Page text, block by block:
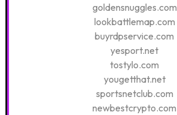
goldensnuggles.com
lookbattlemap.com
buyrdpservice.com
yesport.net
tostylo.com
yougetthat.net
sportsnetclub.com
newbestcrypto.com